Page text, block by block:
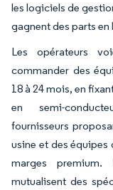
les logiciels de
gagnent des parts
Les opérateurs
commander des
18 à 24 mois, en
en semi-
fournisseurs
usine et des
marges premium.
mutualisent des